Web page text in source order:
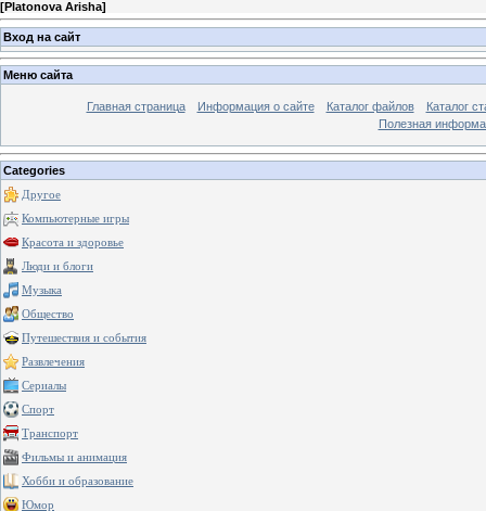
[Platonova Arisha]
Вход на сайт
Меню сайта
Главная страница Информация о сайте Каталог файлов
Каталог
Полезная
Categories
Другое
Компьютерные игры
Красота и здоровье
Люди и блоги
Музыка
Общество
Путешествия и события
Развлечения
Сериалы
Спорт
Транспорт
Фильмы и анимация
Хобби и образование
Юмор